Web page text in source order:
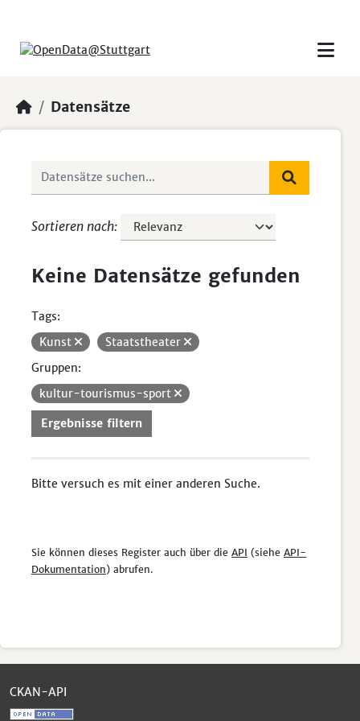
Datensätze
Sortieren nach
Keine Datensätze gefunden
Tags:
Kunst
Staatstheater
Gruppen:
kultur-tourismus-sport
Ergebnisse filtern
Bitte versuch es mit einer anderen Suche.
Sie können dieses Register auch über die API (siehe API-
Dokumentation) abrufen.
CKAN-API